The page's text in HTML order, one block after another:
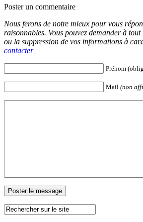
Poster un commentaire
Nous ferons de notre mieux pour vous
raisonnables. Vous pouvez demander à
ou la suppression de vos informations à
contacter
Prénom
Mail (non